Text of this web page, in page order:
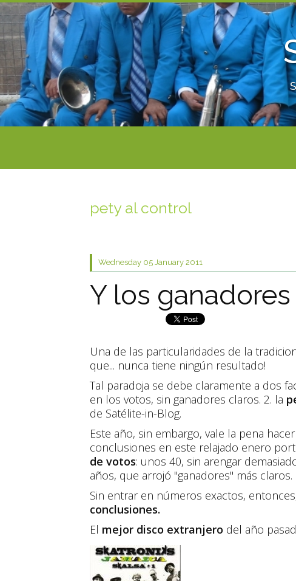
pety al control
Wednesday 05 January 2011
Y los ganadores
Una de las particularidades de la
que... nunca tiene ningún resultado!
Tal paradoja se debe claramente a dos
en los votos, sin ganadores claros. 2. la
de Satélite-in-Blog.
Este año, sin embargo, vale la pena
conclusiones en este relajado enero
de votos: unos 40, sin arengar
años, que arrojó "ganadores" más
Sin entrar en números exactos,
conclusiones.
El mejor disco extranjero del año